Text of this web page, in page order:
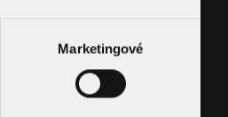
Marketingové
Datenbanken,
für Schäden,
der Seite,